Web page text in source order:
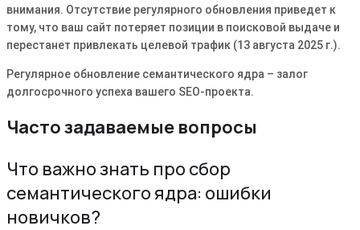
внимания․ Отсутствие регулярного обновления приведет к
тому, что ваш сайт потеряет позиции в поисковой выдаче и
перестанет привлекать целевой трафик (13 августа 2025 г․)․
Регулярное обновление семантического ядра – залог
долгосрочного успеха вашего SEO-проекта․
Часто задаваемые вопросы
Что важно знать про сбор
семантического ядра: ошибки
новичков?